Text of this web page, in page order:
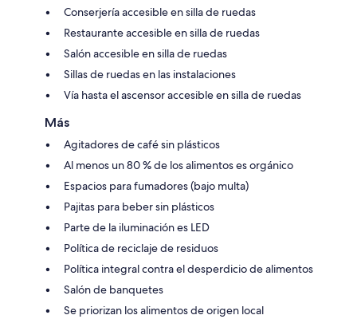
Conserjería accesible en silla de ruedas
Restaurante accesible en silla de ruedas
Salón accesible en silla de ruedas
Sillas de ruedas en las instalaciones
Vía hasta el ascensor accesible en silla de ruedas
Más
Agitadores de café sin plásticos
Al menos un 80 % de los alimentos es orgánico
Espacios para fumadores (bajo multa)
Pajitas para beber sin plásticos
Parte de la iluminación es LED
Política de reciclaje de residuos
Política integral contra el desperdicio de alimentos
Salón de banquetes
Se priorizan los alimentos de origen local